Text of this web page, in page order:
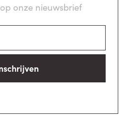
onze nieuwsbrief